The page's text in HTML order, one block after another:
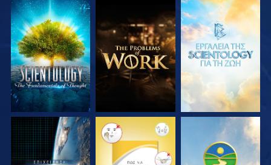
ΕΞΕΡΕΥΝΗΣΤΕ ΤΗ
ΣΕΙΡΑ
ΕΞΕΡΕΥΝΗΣΤΕ ΤΗ
ΣΕΙΡΑ
ΕΞΕΡΕΥΝΗΣΤΕ ΤΗ
ΣΕΙΡΑ
ΠΑΡΑΚΟΛΟΥΘΗΣΤΕ ΠΑΡΑΚΟΛΟΥΘΗΣΤΕ ΠΑΡΑΚΟΛΟΥΘΗΣΤΕ